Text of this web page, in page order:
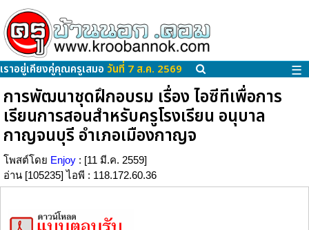
เราอยู่เคียงคู่คุณครูเสมอ วันที่ 7 ส.ค. 2569 ☰
การพัฒนาชุดฝึกอบรม เรื่อง ไอซีทีเพื่อการ
เรียนการสอนสำหรับครูโรงเรียน อนุบาล
กาญจนบุรี อำเภอเมืองกาญจ
โพสต์โดย Enjoy : [11 มี.ค. 2559]
อ่าน [105235] ไอพี : 118.172.60.36